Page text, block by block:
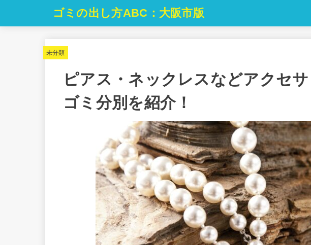
ゴミの出し方ABC：大阪市版
未分類
ピアス・ネックレスなどアクセサ
ゴミ分別を紹介！